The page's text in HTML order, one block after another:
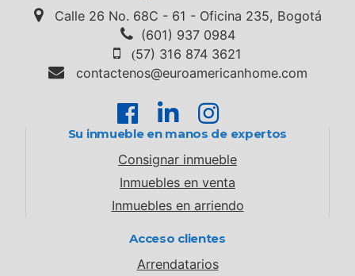
Calle 26 No. 68C - 61 - Oficina 235, Bogotá
(601) 937 0984
(57) 316 874 3621
contactenos@euroamericanhome.com
Su inmueble en manos de expertos
Consignar inmueble
Inmuebles en venta
Inmuebles en arriendo
Acceso clientes
Arrendatarios